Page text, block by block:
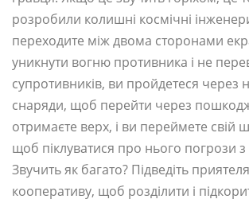
розробили колишні космічні
переходите між двома сторонами
уникнути вогню противника і не
супротивників, ви пройдетеся через
снаряди, щоб перейти через
отримаєте верх, і ви переймете свій
щоб піклуватися про нього погрози з
Звучить як багато? Підведіть
кооперативу, щоб розділити і